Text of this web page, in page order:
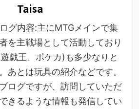
Taisa
グ内容:主にMTGメインで集
を主戦場として活動しており
戯王、ポケカ)も多少なりと
あとは玩具の紹介などです。
ログですが、訪問していただ
きるような情報も発信してい